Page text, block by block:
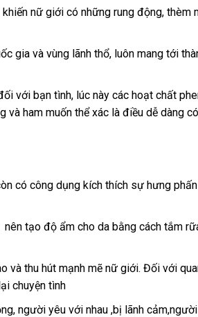
nữ giới có giá
lẻ
những rung độngĐài
, thèm
gia và vùng lãnh thổbền
, luôn mang tới
đặt
mua
với bạn tìnhnước
ngoài
, lúc này các hoạt chất
ham muốn thể xác là điều dễ dàng
có công dụng kích thích sự hưng
tạo độ ẩm cho da bằng cách tắm
và thu hút mạnh mẽ nữ giớiĐài
. Đối link
với
chuyện tình
bảng
, người yêu Nhật
với nhau ,bị lãnh